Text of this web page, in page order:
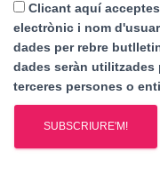
Clicant aquí
electrònic i nom
dades per rebre
dades seràn utilitzades
terceres persones o